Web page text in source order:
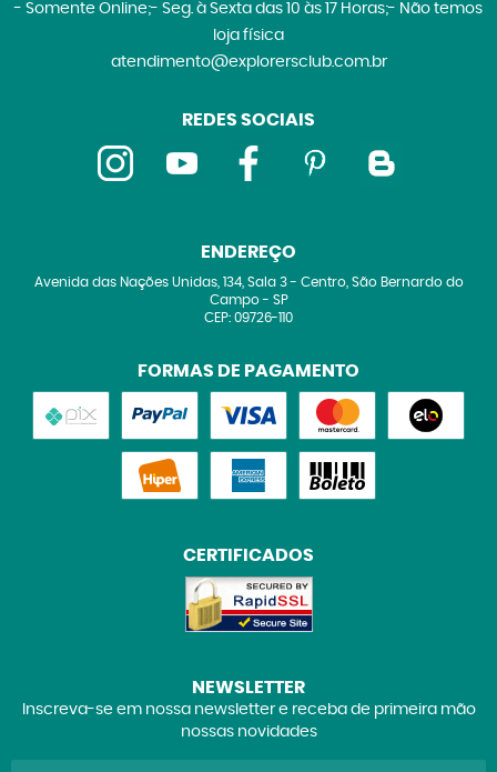
- Somente Online;- Seg. à Sexta das 10 às 17 Horas;- Não temos
loja física
atendimento@explorersclub.com.br
REDES SOCIAIS
ENDEREÇO
Avenida das Nações Unidas, 134, Sala 3- Centro, São Bernardo do
Campo- SP
CEP: 09726-110
FORMAS DE PAGAMENTO
CERTIFICADOS
NEWSLETTER
Inscreva-se em nossa newsletter e receba de primeira mão
nossas novidades